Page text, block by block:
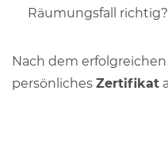
Räumungsfall richtig?
Nach dem
persönliches Zertifikat